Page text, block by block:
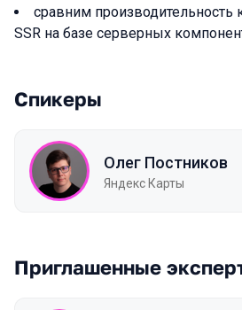
сравним производительность
SSR на базе серверных
Спикеры
Олег Постников
Яндекс Карты
Приглашенные